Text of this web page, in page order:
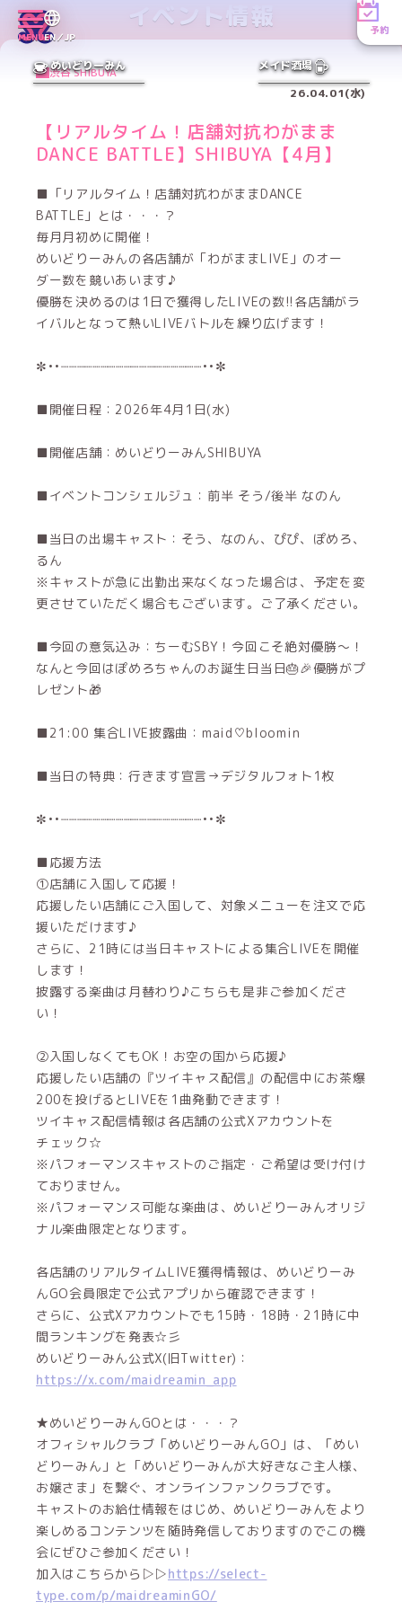
MENUEN／JP
予約
めいどりーみん メイド酒場
イベント情報
渋谷 SHIBUYA
26.04.01(水)
【リアルタイム！店舗対抗わがまま
DANCE BATTLE】SHIBUYA【4月】
■「リアルタイム！店舗対抗わがままDANCE
BATTLE」とは・・・？
毎月月初めに開催！
めいどりーみんの各店舗が「わがままLIVE」のオー
ダー数を競いあいます♪
優勝を決めるのは1日で獲得したLIVEの数!!各店舗がラ
イバルとなって熱いLIVEバトルを繰り広げます！
✼••┈┈┈┈┈┈┈┈┈┈┈┈┈┈┈┈┈┈••✼
■開催日程：2026年4月1日(水)
■開催店舗：めいどりーみんSHIBUYA
■イベントコンシェルジュ：前半 そう/後半 なのん
■当日の出場キャスト：そう、なのん、ぴぴ、ぽめろ、
るん
※キャストが急に出勤出来なくなった場合は、予定を変
更させていただく場合もございます。ご了承ください。
■今回の意気込み：ちーむSBY！今回こそ絶対優勝〜！
なんと今回はぽめろちゃんのお誕生日当日🎂🎉優勝がプ
レゼント🎁
■21:00 集合LIVE披露曲：maid♡bloomin
■当日の特典：行きます宣言→デジタルフォト1枚
✼••┈┈┈┈┈┈┈┈┈┈┈┈┈┈┈┈┈┈••✼
■応援方法
①店舗に入国して応援！
応援したい店舗にご入国して、対象メニューを注文で応
援いただけます♪
さらに、21時には当日キャストによる集合LIVEを開催
します！
披露する楽曲は月替わり♪こちらも是非ご参加くださ
い！
②入国しなくてもOK！お空の国から応援♪
応援したい店舗の『ツイキャス配信』の配信中にお茶爆
200を投げるとLIVEを1曲発動できます！
ツイキャス配信情報は各店舗の公式Xアカウントを
チェック☆
※パフォーマンスキャストのご指定・ご希望は受け付け
ておりません。
※パフォーマンス可能な楽曲は、めいどりーみんオリジ
ナル楽曲限定となります。
各店舗のリアルタイムLIVE獲得情報は、めいどりーみ
んGO会員限定で公式アプリから確認できます！
さらに、公式Xアカウントでも15時・18時・21時に中
間ランキングを発表☆彡
めいどりーみん公式X(旧Twitter)：
https://x.com/maidreamin_app
★めいどりーみんGOとは・・・？
オフィシャルクラブ「めいどりーみんGO」は、「めい
どりーみん」と「めいどりーみんが大好きなご主人様、
お嬢さま」を繋ぐ、オンラインファンクラブです。
キャストのお給仕情報をはじめ、めいどりーみんをより
楽しめるコンテンツを随時発信しておりますのでこの機
会にぜひご参加ください！
加入はこちらから▷▷https://select-
type.com/p/maidreaminGO/